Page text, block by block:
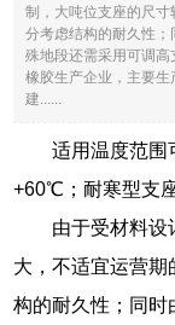
制，大吨位支座的尺
分考虑结构的耐久性
殊地段还需采用可调
橡胶生产企业，主要生
建......
适用温度范围
+60℃；耐寒型支
由于受材料设
大，不适宜运营
构的耐久性；同时